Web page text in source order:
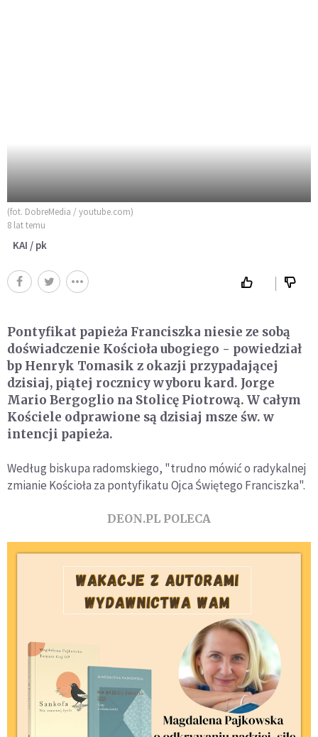
(fot. DobreMedia / youtube.com)
8 lat temu
KAI / pk
Pontyfikat papieża Franciszka niesie ze sobą
doświadczenie Kościoła ubogiego - powiedział
bp Henryk Tomasik z okazji przypadającej
dzisiaj, piątej rocznicy wyboru kard. Jorge
Mario Bergoglio na Stolicę Piotrową. W całym
Kościele odprawione są dzisiaj msze św. w
intencji papieża.
Według biskupa radomskiego, "trudno mówić o radykalnej
zmianie Kościoła za pontyfikatu Ojca Świętego Franciszka".
DEON.PL POLECA